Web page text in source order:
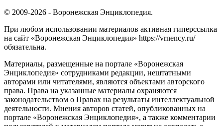
© 2009-2026 - Воронежская Энциклопедия.
При любом использовании материалов активная гиперссылка
на сайт «Воронежская Энциклопедия» https://vrnency.ru/
обязательна.
Материалы, размещенные на портале «Воронежская
Энциклопедия» сотрудниками редакции, нештатными
авторами или читателями, являются объектами авторского
права. Права на указанные материалы охраняются
законодательством о Правах на результаты интеллектуальной
деятельности. Мнения авторов статей, опубликованных на
портале «Воронежская Энциклопедия», а также комментарии